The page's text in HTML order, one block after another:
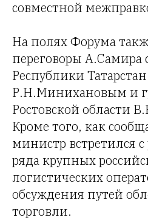
совместной
На полях Форума
переговоры А.Самира
Республики Татарстан
Р.Н.Минихановым и
Ростовской области
Кроме того, как
министр встретился
ряда крупных
логистических
обсуждения путей
торговли.